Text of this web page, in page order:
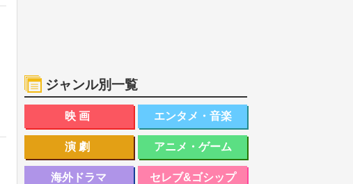
ジャンル別一覧
映画 エンタメ・音楽
演劇 アニメ・ゲーム
海外ドラマ セレブ&ゴシップ